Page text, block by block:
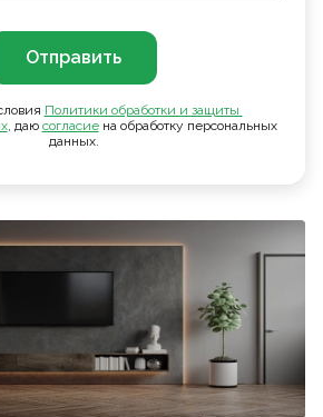
Отправить
Политики обработки и защиты
, даю согласие на обработку персональных
данных.